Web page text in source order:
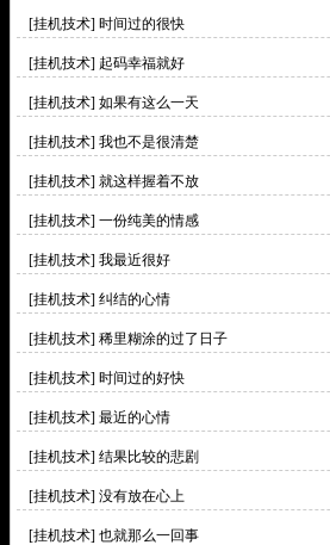
[挂机技术] 时间过的很快
[挂机技术] 起码幸福就好
[挂机技术] 如果有这么一天
[挂机技术] 我也不是很清楚
[挂机技术] 就这样握着不放
[挂机技术] 一份纯美的情感
[挂机技术] 我最近很好
[挂机技术] 纠结的心情
[挂机技术] 稀里糊涂的过了日子
[挂机技术] 时间过的好快
[挂机技术] 最近的心情
[挂机技术] 结果比较的悲剧
[挂机技术] 没有放在心上
[挂机技术] 也就那么一回事